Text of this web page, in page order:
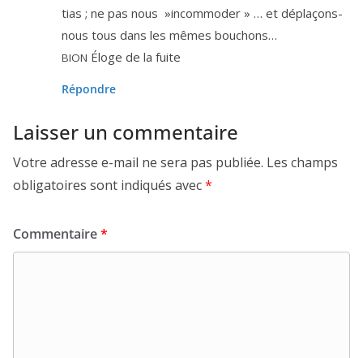
tias ; ne pas nous »incom­mo­der » … et dépla­çons-
nous tous dans les mêmes bouchons…
BION Éloge de la fuite
Répondre
Laisser un commentaire
Votre adresse e-mail ne sera pas publiée. Les champs
obligatoires sont indiqués avec*
Commentaire*